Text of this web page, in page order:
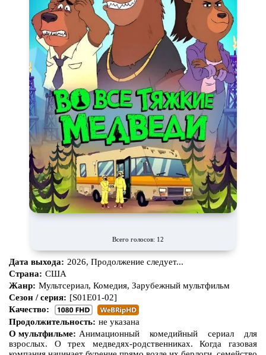
Всего голосов: 12
Дата выхода: 2026, Продолжение следует...
Страна: США
Жанр: Мультсериал, Комедия, Зарубежный мультфильм
Сезон / серия: [S01E01-02]
Качество:
Продолжительность: не указана
О мультфильме: Анимационный комедийный сериал для
взрослых. О трех медведях-родственниках. Когда газовая